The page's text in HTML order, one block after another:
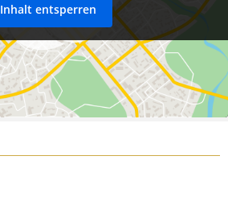
Inhalt entsperren